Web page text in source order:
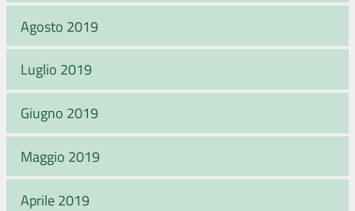
Agosto 2019
Luglio 2019
Giugno 2019
Maggio 2019
Aprile 2019